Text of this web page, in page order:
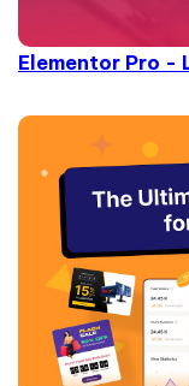
Elementor Pro -